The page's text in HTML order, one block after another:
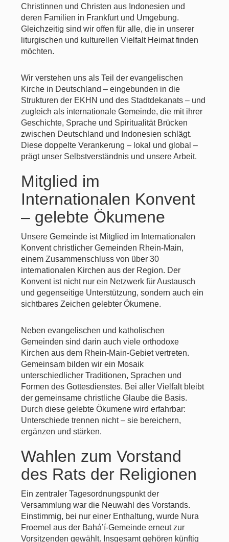
Christinnen und Christen aus Indonesien und
deren Familien in Frankfurt und Umgebung.
Gleichzeitig sind wir offen für alle, die in unserer
liturgischen und kulturellen Vielfalt Heimat finden
möchten.
Wir verstehen uns als Teil der evangelischen
Kirche in Deutschland – eingebunden in die
Strukturen der EKHN und des Stadtdekanats – und
zugleich als internationale Gemeinde, die mit ihrer
Geschichte, Sprache und Spiritualität Brücken
zwischen Deutschland und Indonesien schlägt.
Diese doppelte Verankerung – lokal und global –
prägt unser Selbstverständnis und unsere Arbeit.
Mitglied im
Internationalen Konvent
– gelebte Ökumene
Unsere Gemeinde ist Mitglied im Internationalen
Konvent christlicher Gemeinden Rhein-Main,
einem Zusammenschluss von über 30
internationalen Kirchen aus der Region. Der
Konvent ist nicht nur ein Netzwerk für Austausch
und gegenseitige Unterstützung, sondern auch ein
sichtbares Zeichen gelebter Ökumene.
Neben evangelischen und katholischen
Gemeinden sind darin auch viele orthodoxe
Kirchen aus dem Rhein-Main-Gebiet vertreten.
Gemeinsam bilden wir ein Mosaik
unterschiedlicher Traditionen, Sprachen und
Formen des Gottesdienstes. Bei aller Vielfalt bleibt
der gemeinsame christliche Glaube die Basis.
Durch diese gelebte Ökumene wird erfahrbar:
Unterschiede trennen nicht – sie bereichern,
ergänzen und stärken.
Wahlen zum Vorstand
des Rats der Religionen
Ein zentraler Tagesordnungspunkt der
Versammlung war die Neuwahl des Vorstands.
Einstimmig, bei nur einer Enthaltung, wurde Nura
Froemel aus der Bahá’í-Gemeinde erneut zur
Vorsitzenden gewählt. Insgesamt gehören künftig